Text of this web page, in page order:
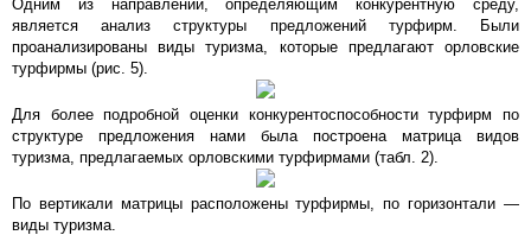
Одним из направлений, определяющим конкурентную среду,
является анализ структуры предложений турфирм. Были
проанализированы виды туризма, которые предлагают орловские
турфирмы (рис. 5).
Для более подробной оценки конкурентоспособности турфирм по
структуре предложения нами была построена матрица видов
туризма, предлагаемых орловскими турфирмами (табл. 2).
По вертикали матрицы расположены турфирмы, по горизонтали —
виды туризма.